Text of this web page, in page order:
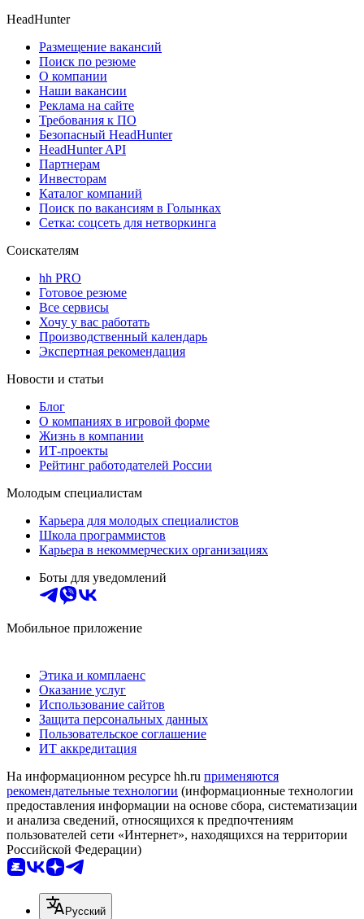
HeadHunter
Размещение вакансий
Поиск по резюме
О компании
Наши вакансии
Реклама на сайте
Требования к ПО
Безопасный HeadHunter
HeadHunter API
Партнерам
Инвесторам
Каталог компаний
Поиск по вакансиям в Голынках
Сетка: соцсеть для нетворкинга
Соискателям
hh PRO
Готовое резюме
Все сервисы
Хочу у вас работать
Производственный календарь
Экспертная рекомендация
Новости и статьи
Блог
О компаниях в игровой форме
Жизнь в компании
ИТ-проекты
Рейтинг работодателей России
Молодым специалистам
Карьера для молодых специалистов
Школа программистов
Карьера в некоммерческих организациях
Боты для уведомлений
Мобильное приложение
Этика и комплаенс
Оказание услуг
Использование сайтов
Защита персональных данных
Пользовательское соглашение
ИТ аккредитация
На информационном ресурсе hh.ru применяются
рекомендательные технологии (информационные технологии
предоставления информации на основе сбора, систематизации
и анализа сведений, относящихся к предпочтениям
пользователей сети «Интернет», находящихся на территории
Российской Федерации)
Русский